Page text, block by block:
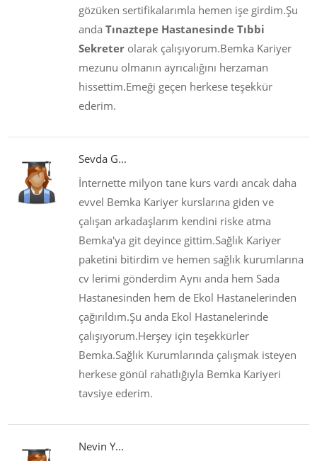
gözüken sertifikalarımla hemen işe girdim.Şu
andaTınaztepe Hastanesinde Tıbbi
Sekreter olarak çalışıyorum.Bemka Kariyer
mezunu olmanın ayrıcalığını herzaman
hissettim.Emeği geçen herkese teşekkür
ederim.
Sevda G...
İnternette milyon tane kurs vardı ancak daha
evvel Bemka Kariyer kurslarına giden ve
çalışan arkadaşlarım kendini riske atma
Bemka'ya git deyince gittim.Sağlık Kariyer
paketini bitirdim ve hemen sağlık kurumlarına
cv lerimi gönderdim Aynı anda hem Sada
Hastanesinden hem de Ekol Hastanelerinden
çağırıldım.Şu anda Ekol Hastanelerinde
çalışıyorum.Herşey için teşekkürler
Bemka.Sağlık Kurumlarında çalışmak isteyen
herkese gönül rahatlığıyla Bemka Kariyeri
tavsiye ederim.
Nevin Y...